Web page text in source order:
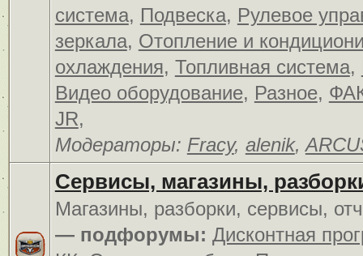
система, Подвеска, Рулевое
зеркала, Отопление и
охлаждения, Топливная система,
Видео оборудование, Разное,
JR,
Модераторы: Fracy, alenik,
Сервисы, магазины,
Магазины, разборки, сервисы,
— подфорумы: Дисконтная